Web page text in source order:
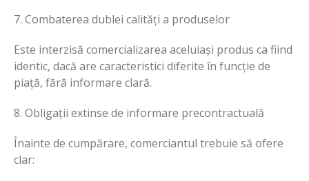
7. Combaterea dublei calități a produselor
Este interzisă comercializarea aceluiași produs ca fiind
identic, dacă are caracteristici diferite în funcție de
piață, fără informare clară.
8. Obligații extinse de informare precontractuală
Înainte de cumpărare, comerciantul trebuie să ofere
clar: